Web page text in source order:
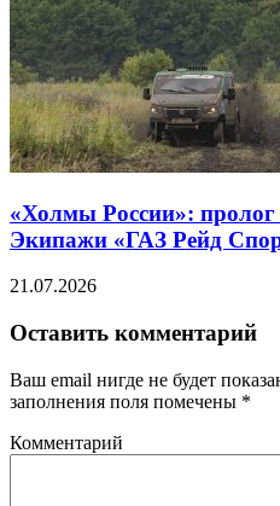
«Холмы России»: пролог
Экипажи «ГАЗ Рейд
21.07.2026
Оставить комментарий
Ваш email нигде не будет
заполнения поля помечены *
Комментарий